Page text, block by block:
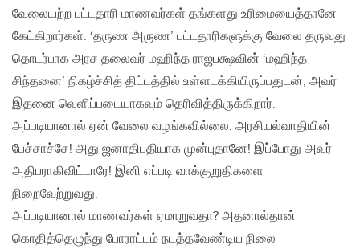
வேலையற்ற பட்டதாரி மாணவர்கள் தங்களது உரிமையைத்தானே
கேட்கிறார்கள். ‘தருண அருண’ பட்டதாரிகளுக்கு வேலை தருவது
தொடர்பாக அரச தலைவர் மஹிந்த ராஜபக்ஷவின் ‘மஹிந்த
சிந்தனை’ நிகழ்ச்சித் திட்டத்தில் உள்ளடக்கியிருப்பதுடன்‚ அவர்
இதனை வெளிப்படையாகவும் தெரிவித்திருக்கிறார்.
அப்படியானால் ஏன் வேலை வழங்கவில்லை. அரசியல்வாதியின்
பேச்சாச்சே! அது ஜனாதிபதியாக முன்புதானே! இப்போது அவர்
அதிபராகிவிட்டாரே! இனி எப்படி வாக்குறுதிகளை
நிறைவேற்றுவது.
அப்படியானால் மாணவர்கள் ஏமாறுவதா? அதனால்தான்
கொதித்தெழுந்து போராட்டம் நடத்தவேண்டிய நிலை